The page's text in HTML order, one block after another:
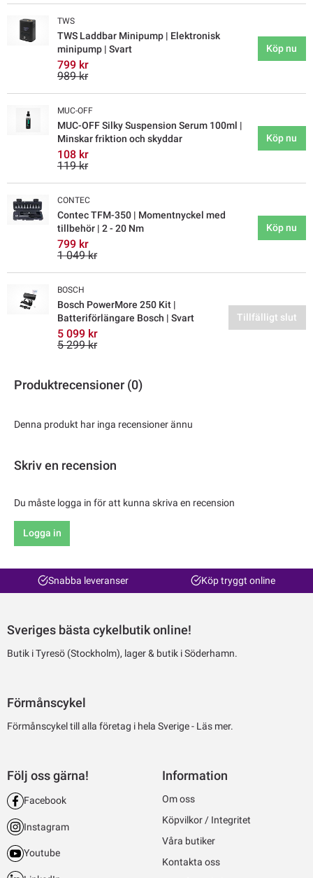
TWS
TWS Laddbar Minipump | Elektronisk
minipump | Svart
799 kr
989 kr
Köp nu
MUC-OFF
MUC-OFF Silky Suspension Serum 100ml |
Minskar friktion och skyddar
108 kr
119 kr
Köp nu
CONTEC
Contec TFM-350 | Momentnyckel med
tillbehör | 2 - 20 Nm
799 kr
1 049 kr
Köp nu
BOSCH
Bosch PowerMore 250 Kit |
Batteriförlängare Bosch | Svart
5 099 kr
5 299 kr
Tillfälligt slut
Produktrecensioner (0)
Denna produkt har inga recensioner ännu
Skriv en recension
Du måste logga in för att kunna skriva en recension
Logga in
Snabba leveranser Köp tryggt online
Sveriges bästa cykelbutik online!
Butik i Tyresö (Stockholm), lager & butik i Söderhamn.
Förmånscykel
Förmånscykel till alla företag i hela Sverige - Läs mer.
Följ oss gärna!
Facebook
Instagram
Youtube
Information
Om oss
Köpvilkor / Integritet
Våra butiker
Kontakta oss